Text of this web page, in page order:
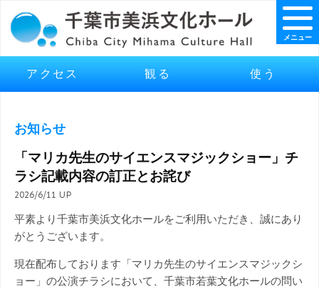
アクセス 観る 使う
メニュー
お知らせ
「マリカ先生のサイエンスマジックショー」チ
ラシ記載内容の訂正とお詫び
2026/6/11 UP
平素より千葉市美浜文化ホールをご利用いただき、誠にあり
がとうございます。
現在配布しております「マリカ先生のサイエンスマジックシ
ョー」の公演チラシにおいて、千葉市若葉文化ホールの問い